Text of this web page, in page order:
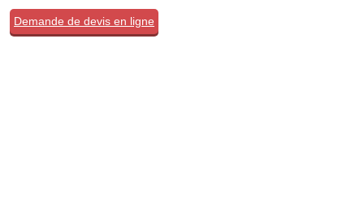
Demande de devis en ligne